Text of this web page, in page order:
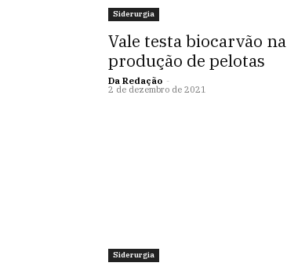
Siderurgia
Vale testa biocarvão na
produção de pelotas
Da Redação -
2 de dezembro de 2021
Siderurgia